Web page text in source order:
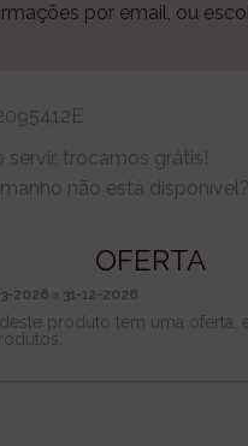
por email, ou
servir, trocamos grátis!
não está disponível?
OFERTA
2026 a 31-12-2026
produto tem uma oferta,